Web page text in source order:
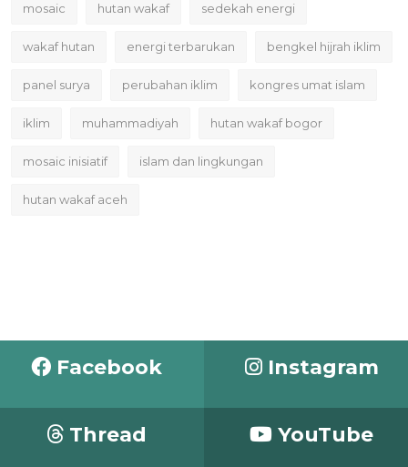
mosaic hutan wakaf sedekah energi
wakaf hutan energi terbarukan bengkel hijrah iklim
panel surya perubahan iklim kongres umat islam
iklim muhammadiyah hutan wakaf bogor
mosaic inisiatif islam dan lingkungan
hutan wakaf aceh
Facebook Instagram
Thread YouTube